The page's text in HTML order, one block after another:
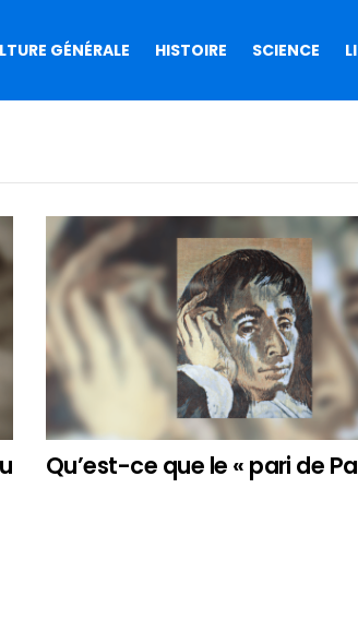
GÉNÉRALE HISTOIRE SCIENCE
Qu’est-ce que le « pari de